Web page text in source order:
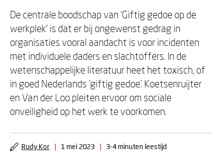
De centrale boodschap van ‘Giftig gedoe op de
werkplek’ is dat er bij ongewenst gedrag in
organisaties vooral aandacht is voor incidenten
met individuele daders en slachtoffers. In de
wetenschappelijke literatuur heet het toxisch, of
in goed Nederlands ‘giftig gedoe’. Koetsenruijter
en Van der Loo pleiten ervoor om sociale
onveiligheid op het werk te voorkomen.
Rudy Kor | 1 mei 2023 | 3-4 minuten leestijd